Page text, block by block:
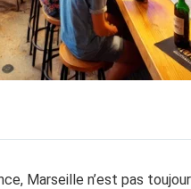
Marseille n’est pas